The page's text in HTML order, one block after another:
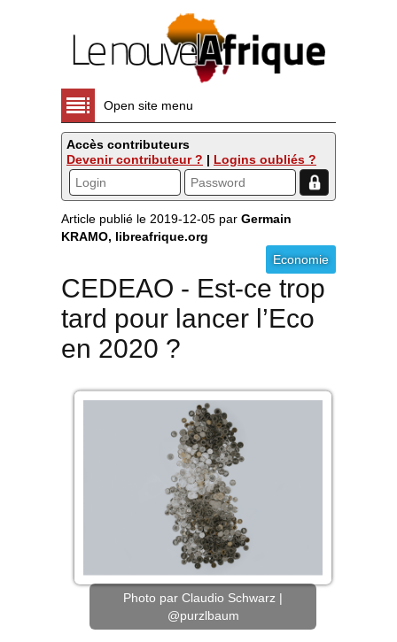
Open site menu
Accès contributeurs
Devenir contributeur ? | Logins oubliés ?
Article publié le 2019-12-05 par Germain
KRAMO, libreafrique.org
Economie
CEDEAO - Est-ce trop
tard pour lancer l’Eco
en 2020 ?
Photo par Claudio Schwarz |
@purzlbaum